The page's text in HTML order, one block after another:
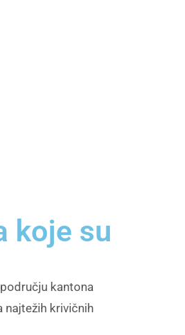
koje su
kantona
najtežih krivičnih